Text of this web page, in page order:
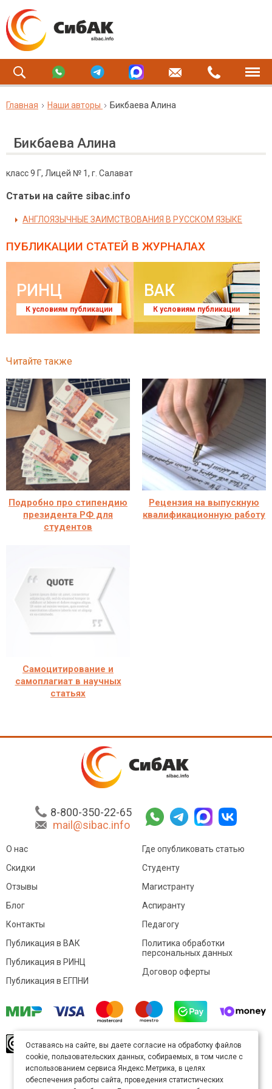
Главная Наши авторы Бикбаева Алина
Бикбаева Алина
класс 9 Г, Лицей № 1, г. Салават
Статьи на сайте sibac.info
АНГЛОЯЗЫЧНЫЕ ЗАИМСТВОВАНИЯ В РУССКОМ ЯЗЫКЕ
ПУБЛИКАЦИИ СТАТЕЙ В ЖУРНАЛАХ
РИНЦ
К условиям публикации
ВАК
К условиям публикации
Читайте также
Подробно про стипендию
президента РФ для
студентов
Рецензия на выпускную
квалификационную работу
Самоцитирование и
самоплагиат в научных
статьях
8-800-350-22-65
mail@sibac.info
О нас
Скидки
Отзывы
Блог
Контакты
Где опубликовать статью
Студенту
Магистранту
Аспиранту
Педагогу
Публикация в ВАК
Публикация в РИНЦ
Публикация в ЕГПНИ
Политика обработки
персональных данных
Договор оферты
произведение доступно полицензии Creative
Commons «Attribution» («Атрибуция») 4.0
Непортированная.
Карта сайта
Оставаясь на сайте, вы даете согласие на обработку файлов
cookie, пользовательских данных, собираемых, в том числе с
использованием сервиса Яндекс.Метрика, в целях
обеспечения работы сайта, проведения статистических